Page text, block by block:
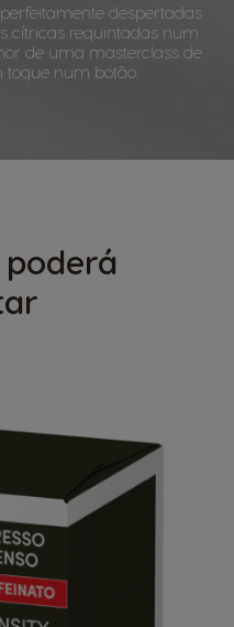
despertadas
cítricas requintadas num
de uma masterclass de
num botão.